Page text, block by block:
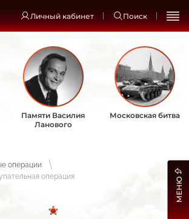
Личный кабинет Поиск
Памяти Василия
Ланового
Московская битва
операции
операция
МЕНЮ